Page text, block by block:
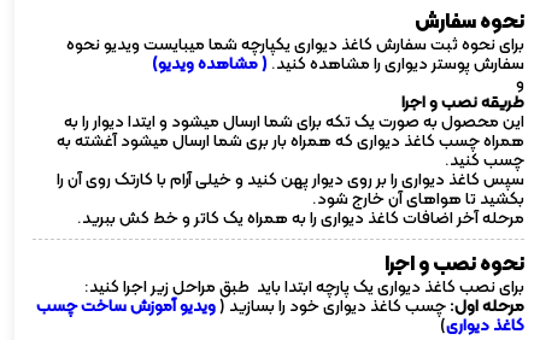
نحوه سفارش
برای نحوه ثبت سفارش کاغذ دیواری یکپارچه شما میبایست ویدیو نحوه
سفارش پوستر دیواری را مشاهده کنید.( مشاهده ویدیو)
و
طریقه نصب و اجرا
این محصول به صورت یک تکه برای شما ارسال میشود و ایتدا دیوار را به
همراه چسب کاغذ دیواری که همراه بار بری شما ارسال میشود آغشته به
چسب کنید.
سپس کاغذ دیواری را بر روی دیوار پهن کنید و خیلی آرام با کارتک روی آن را
بکشید تا هواهای آن خارج شود.
مرحله آخر اضافات کاغذ دیواری را به همراه یک کاتر و خط کش ببرید.
نحوه نصب و اجرا
برای نصب کاغذ دیواری یک پارچه ابتدا باید طبق مراحل زیر اجرا کنید:
مرحله اول:چسب کاغذ دیواری خود را بسازید (ویدیو آموزش ساخت چسب
کاغذ دیواری)